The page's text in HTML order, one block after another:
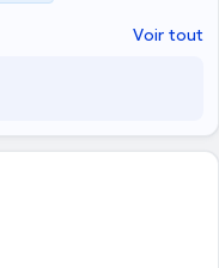
Voir tout